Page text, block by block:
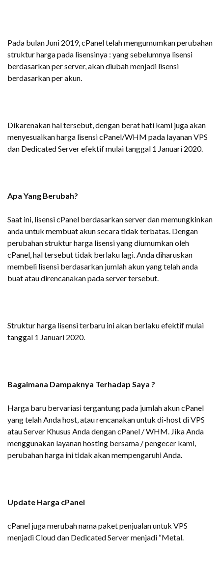
Pada bulan Juni 2019, cPanel telah mengumumkan perubahan
struktur harga pada lisensinya : yang sebelumnya lisensi
berdasarkan per server, akan diubah menjadi lisensi
berdasarkan per akun.
Dikarenakan hal tersebut, dengan berat hati kami juga akan
menyesuaikan harga lisensi cPanel/WHM pada layanan VPS
dan Dedicated Server efektif mulai tanggal 1 Januari 2020.
Apa Yang Berubah?
Saat ini, lisensi cPanel berdasarkan server dan memungkinkan
anda untuk membuat akun secara tidak terbatas. Dengan
perubahan struktur harga lisensi yang diumumkan oleh
cPanel, hal tersebut tidak berlaku lagi. Anda diharuskan
membeli lisensi berdasarkan jumlah akun yang telah anda
buat atau direncanakan pada server tersebut.
Struktur harga lisensi terbaru ini akan berlaku efektif mulai
tanggal 1 Januari 2020.
Bagaimana Dampaknya Terhadap Saya ?
Harga baru bervariasi tergantung pada jumlah akun cPanel
yang telah Anda host, atau rencanakan untuk di-host di VPS
atau Server Khusus Anda dengan cPanel / WHM. Jika Anda
menggunakan layanan hosting bersama / pengecer kami,
perubahan harga ini tidak akan mempengaruhi Anda.
Update Harga cPanel
cPanel juga merubah nama paket penjualan untuk VPS
menjadi Cloud dan Dedicated Server menjadi “Metal.